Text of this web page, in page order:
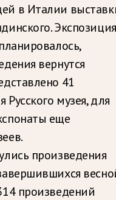
в Италии
Экспозиция
вернутся
41
музея, для
еще
произведения
произведений